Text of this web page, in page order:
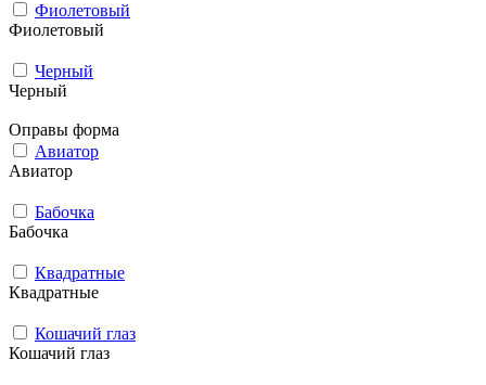
Фиолетовый
Фиолетовый
Черный
Черный
Оправы форма
Авиатор
Авиатор
Бабочка
Бабочка
Квадратные
Квадратные
Кошачий глаз
Кошачий глаз